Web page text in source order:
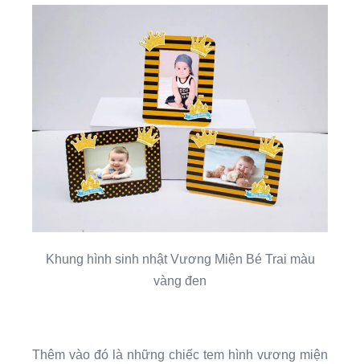
Khung hình sinh nhật Vương Miện Bé Trai màu
vàng đen
Thêm vào đó là những chiếc tem hình vương miện